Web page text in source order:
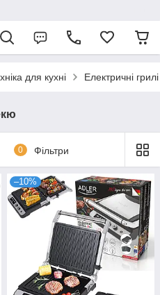
для кухні Електричні
0 Фільтри
–10%